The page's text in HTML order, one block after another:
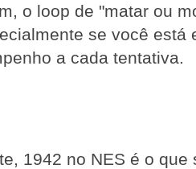
o loop de "matar ou
se você está
a cada tentativa.
1942 no NES é o